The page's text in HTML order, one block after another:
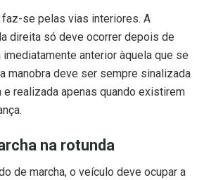
faz-se pelas vias interiores. A
direita só deve ocorrer depois de
anterior àquela que se
manobra deve ser sempre sinalizada
realizada apenas quando existirem
na rotunda
de marcha, o veículo deve ocupar a